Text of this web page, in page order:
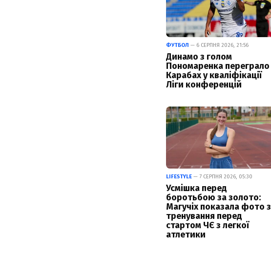
ФУТБОЛ — 6 СЕРПНЯ 2026, 21:56
Динамо з голом
Пономаренка переграло
Карабах у кваліфікації
Ліги конференцій
LIFESTYLE — 7 СЕРПНЯ 2026, 05:30
Усмішка перед
боротьбою за золото:
Магучіх показала фото з
тренування перед
стартом ЧЄ з легкої
атлетики